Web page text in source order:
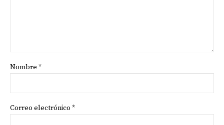
Nombre *
Correo electrónico *